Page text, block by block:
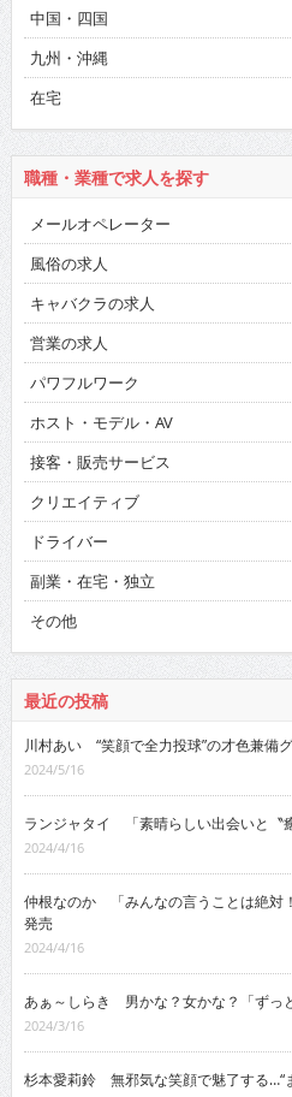
中国・四国
九州・沖縄
在宅
職種・業種で求人を探す
メールオペレーター
風俗の求人
キャバクラの求人
営業の求人
パワフルワーク
ホスト・モデル・AV
接客・販売サービス
クリエイティブ
ドライバー
副業・在宅・独立
その他
最近の投稿
川村あい “笑顔で全力投球”の才色兼備
2024/5/16
ランジャタイ 「素晴らしい出会いと〝
2024/4/16
仲根なのか 「みんなの言うことは絶対
発売
2024/4/16
あぁ～しらき 男かな？女かな？「ずっ
2024/3/16
杉本愛莉鈴 無邪気な笑顔で魅了する…“